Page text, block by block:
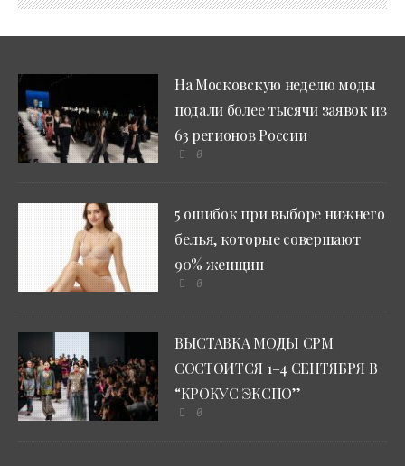
На Московскую неделю моды
подали более тысячи заявок из
63 регионов России
0
5 ошибок при выборе нижнего
белья, которые совершают
90% женщин
0
ВЫСТАВКА МОДЫ CPM
СОСТОИТСЯ 1–4 СЕНТЯБРЯ В
“КРОКУС ЭКСПО”
0